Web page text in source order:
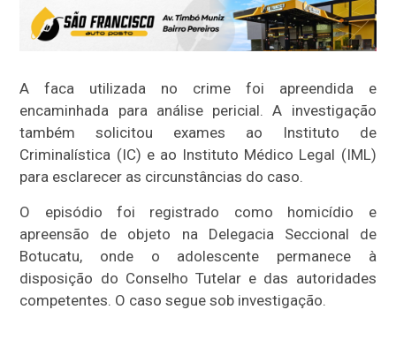
A faca utilizada no crime foi apreendida e
encaminhada para análise pericial. A investigação
também solicitou exames ao Instituto de
Criminalística (IC) e ao Instituto Médico Legal (IML)
para esclarecer as circunstâncias do caso.
O episódio foi registrado como homicídio e
apreensão de objeto na Delegacia Seccional de
Botucatu, onde o adolescente permanece à
disposição do Conselho Tutelar e das autoridades
competentes. O caso segue sob investigação.